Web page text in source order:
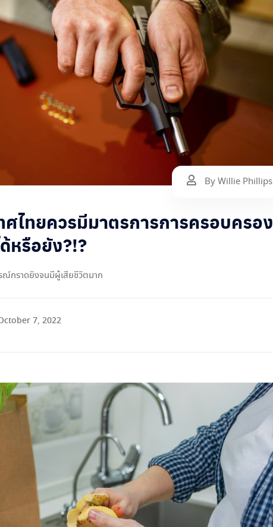
By Willie Phillips
ศไทยควรมีมาตรการการครอบครอง
หรือยัง?!?
ณ์กราดยิงจนมีผู้เสียชีวิตมาก
7, 2022